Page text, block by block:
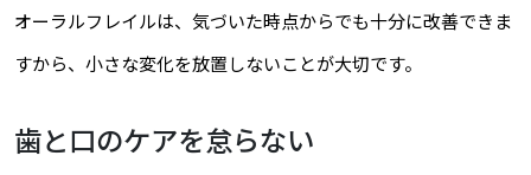
オーラルフレイルは、気づいた時点からでも十分に改善できま
すから、小さな変化を放置しないことが大切です。
歯と口のケアを怠らない